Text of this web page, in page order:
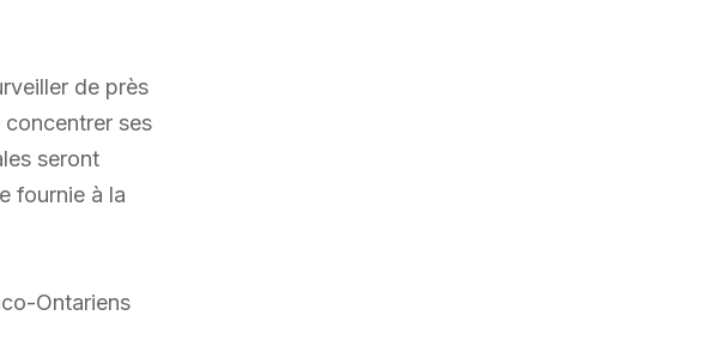
de près
ses
seront
fournie à la
Ontariens